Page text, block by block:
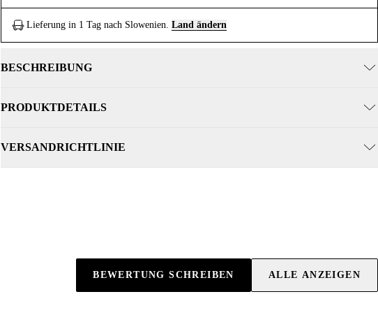
Lieferung in 1 Tag nach Slowenien. Land ändern
BESCHREIBUNG
PRODUKTDETAILS
VERSANDRICHTLINIE
BEWERTUNG SCHREIBEN ALLE ANZEIGEN